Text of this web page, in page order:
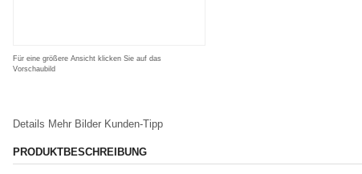
Für eine größere Ansicht klicken Sie auf das
Vorschaubild
Details Mehr Bilder Kunden-Tipp
PRODUKTBESCHREIBUNG